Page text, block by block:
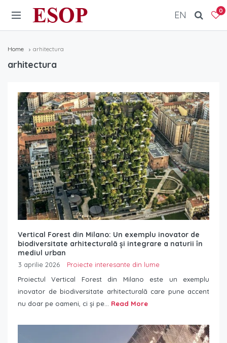
ESOP 0
EN
Home arhitectura
arhitectura
Vertical Forest din Milano: Un exemplu inovator de
biodiversitate arhitecturală și integrare a naturii în
mediul urban
3 aprilie 2026
Proiecte interesante din lume
Proiectul Vertical Forest din Milano este un exemplu
inovator de biodiversitate arhitecturală care pune accent
nu doar pe oameni, ci și pe... Read More